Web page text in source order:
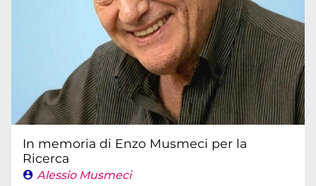
In memoria di Enzo Musmeci per la
Ricerca
Alessio Musmeci